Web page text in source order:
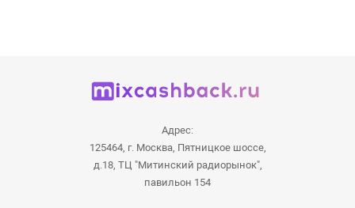
Адрес:
125464, г. Москва, Пятницкое шоссе,
д.18, ТЦ "Митинский радиорынок",
павильон 154